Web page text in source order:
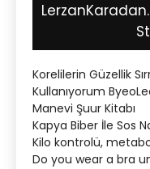
Korelilerin Güzellik
Kullanıyorum
Manevi Şuur Kitabı
Kapya Biber İle Sos
Kilo kontrolü,
Do you wear a bra